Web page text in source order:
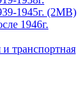
1945г. (2МВ)
1946г.
транспортная